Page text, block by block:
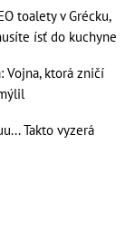
toalety v Grécku,
ísť do kuchyne
Vojna, ktorá zničí
Takto vyzerá